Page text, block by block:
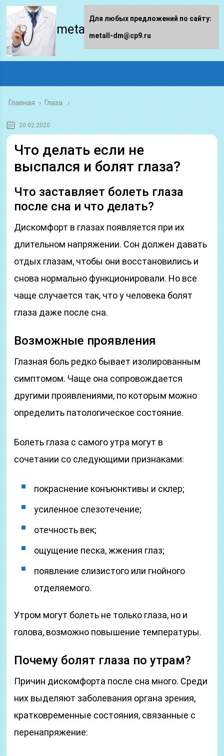
metall-dm.ru
Главная › Глаза
20.02.2020
Что делать если не
выспался и болят глаза?
Что заставляет болеть глаза
после сна и что делать?
Дискомфорт в глазах появляется при их
длительном напряжении. Сон должен давать
отдых глазам, чтобы они восстановились и
снова нормально функционировали. Но все
чаще случается так, что у человека болят
глаза даже после сна.
Возможные проявления
Глазная боль редко бывает изолированным
симптомом. Чаще она сопровождается
другими проявлениями, по которым можно
определить патологическое состояние.
Болеть глаза с самого утра могут в
сочетании со следующими признаками:
покраснение конъюнктивы и склер;
усиленное слезотечение;
отечность век;
ощущение песка, жжения глаз;
появление слизистого или гнойного
отделяемого.
Утром могут болеть не только глаза, но и
голова, возможно повышение температуры.
Почему болят глаза по утрам?
Причин дискомфорта после сна много. Среди
них выделяют заболевания органа зрения,
кратковременные состояния, связанные с
перенапряжение:
Для любых предложений по сайту:
metall-dm@cp9.ru